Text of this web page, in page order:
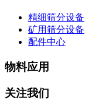
精细筛分设备
矿用筛分设备
配件中心
物料应用
关注我们